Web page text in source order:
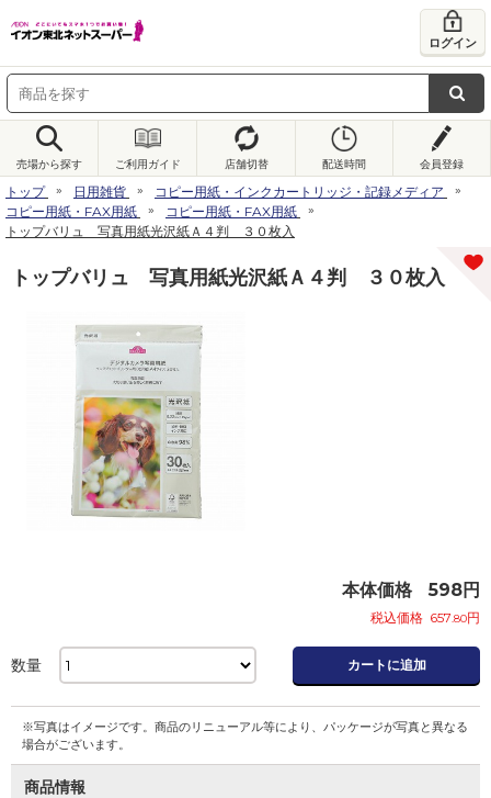
ログイン
売場から探す ご利用ガイド 店舗切替 配送時間 会員登録
トップ 日用雑貨
コピー用紙・インクカートリッジ・記録メディア
コピー用紙・FAX用紙
コピー用紙・FAX用紙
トップバリュ 写真用紙光沢紙Ａ４判 ３０枚入
トップバリュ 写真用紙光沢紙Ａ４判 ３０枚入
本体価格598円
税込価格 657.80円
数量 カートに追加
※写真はイメージです。商品のリニューアル等により、パッケージが写真と異なる
場合がございます。
商品情報